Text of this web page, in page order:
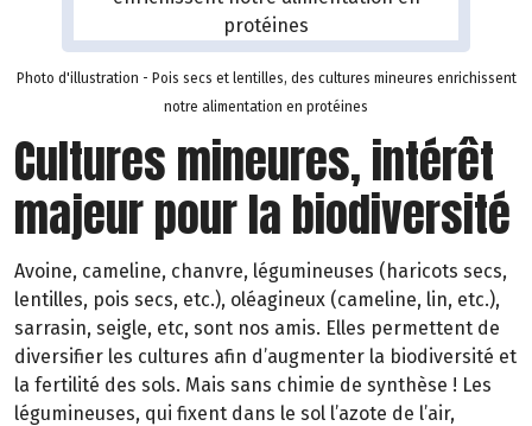
Photo d'illustration - Pois secs et lentilles, des cultures mineures enrichissent
notre alimentation en protéines
Cultures mineures, intérêt
majeur pour la biodiversité
Avoine, cameline, chanvre, légumineuses (haricots secs,
lentilles, pois secs, etc.), oléagineux (cameline, lin, etc.),
sarrasin, seigle, etc, sont nos amis. Elles permettent de
diversifier les cultures afin d’augmenter la biodiversité et
la fertilité des sols. Mais sans chimie de synthèse ! Les
légumineuses, qui fixent dans le sol l’azote de l’air,